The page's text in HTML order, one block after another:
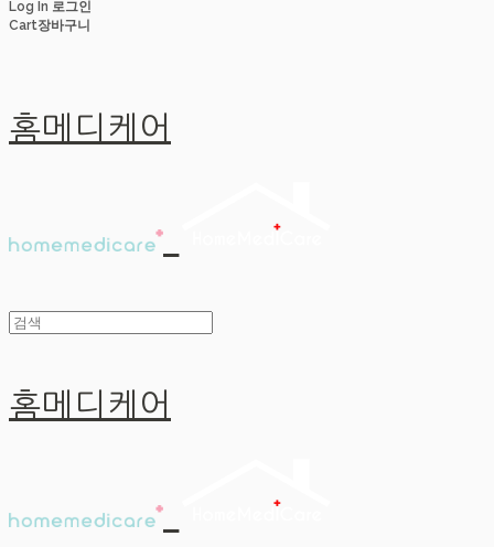
Log In 로그인
Cart장바구니
홈메디케어
홈메디케어